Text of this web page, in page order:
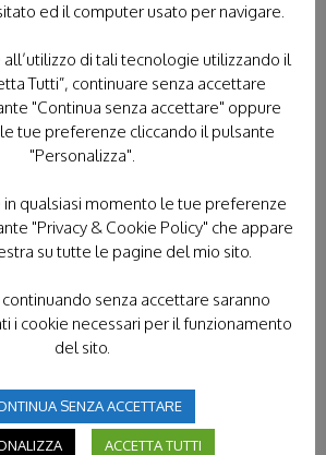
CIVILE
STAMPA
IN TERRA SANTA
ed il computer usato per navigare.
di tali tecnologie utilizzando il
Tutti”, continuare senza accettare
"Continua senza accettare" oppure
tue preferenze cliccando il pulsante
"Personalizza".
qualsiasi momento le tue preferenze
"Privacy & Cookie Policy" che appare
su tutte le pagine del mio sito.
senza accettare saranno
i cookie necessari per il funzionamento
del sito.
SENZA ACCETTARE
ACCETTA TUTTI